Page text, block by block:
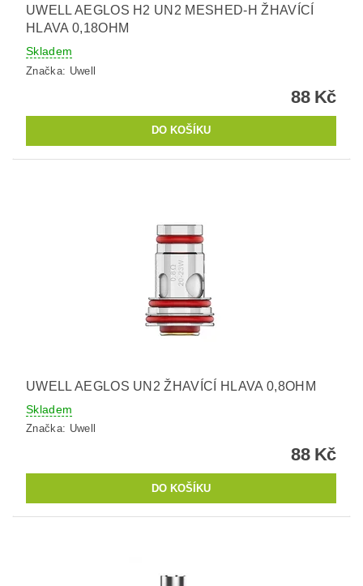
UWELL AEGLOS H2 UN2 MESHED-H ŽHAVÍCÍ
HLAVA 0,18OHM
Skladem
Značka: Uwell
88 Kč
UWELL AEGLOS UN2 ŽHAVÍCÍ HLAVA 0,8OHM
Skladem
Značka: Uwell
88 Kč